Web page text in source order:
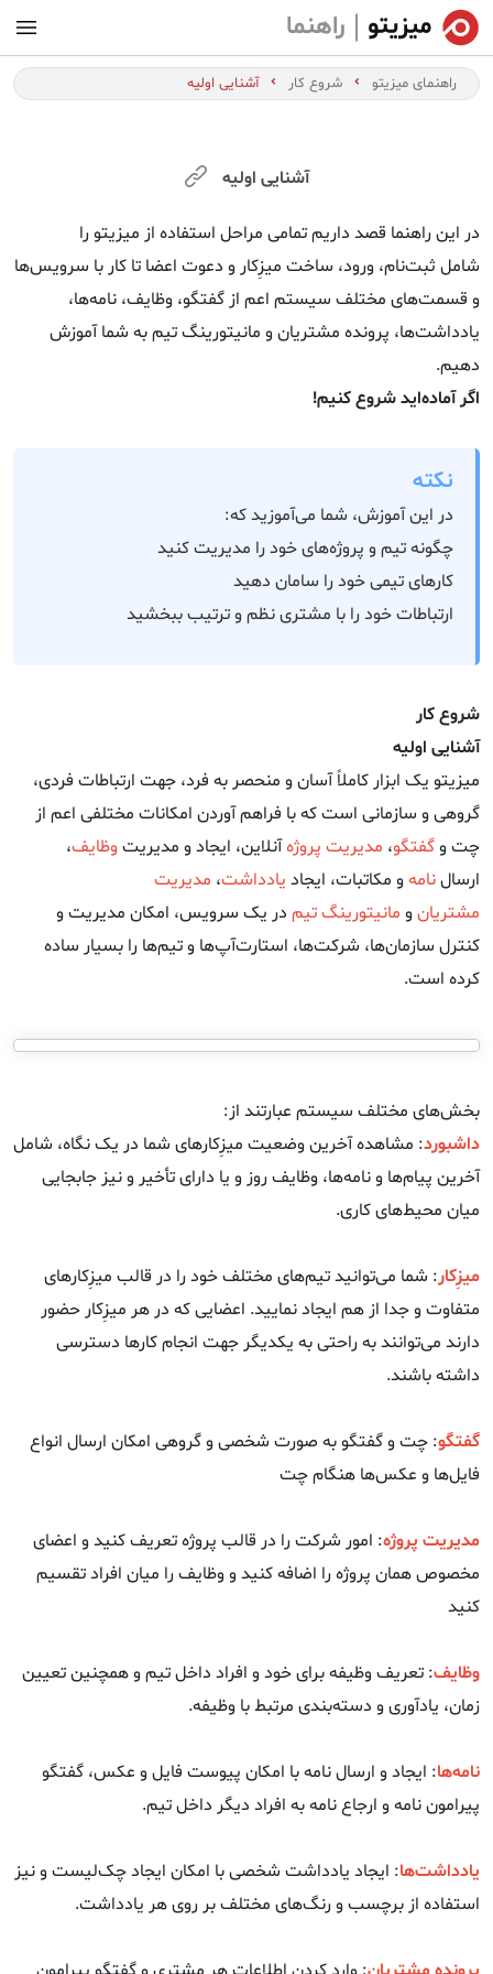
راهنما
راهنمای میزیتو شروع کار آشنایی اولیه
آشنایی اولیه
در این راهنما قصد داریم تمامی مراحل استفاده از میزیتو را
شامل ثبت‌نام، ورود، ساخت میزِکار و دعوت اعضا تا کار با سرویس‌ها
و قسمت‌های مختلف سیستم اعم از گفتگو، وظایف، نامه‌ها،
یادداشت‌ها، پرونده مشتریان و مانیتورینگ تیم به شما آموزش
دهیم.
اگر آماده‌اید شروع کنیم!
نکته
در این آموزش، شما می‌آموزید که:
چگونه تیم و پروژه‌های خود را مدیریت کنید
کار‌های تیمی خود را سامان دهید
ارتباطات خود را با مشتری نظم و ترتیب ببخشید
شروع کار
آشنایی اولیه
میزیتو یک ابزار کاملاً آسان و منحصر به فرد، جهت ارتباطات فردی،
گروهی و سازمانی است که با فراهم آوردن امکانات مختلفی اعم از
چت وگفتگو، مدیریت پروژهآنلاین، ایجاد و مدیریتوظایف،
ارسالنامهو مکاتبات، ایجاد یادداشت، مدیریت
مشتریانو مانیتورینگ تیم در یک سرویس، امکان مدیریت و
کنترل سازمان‌ها، شرکت‌ها، استارت‌آپ‌ها و تیم‌ها را بسیار ساده
کرده است.
بخش‌های مختلف سیستم عبارتند از:
داشبورد: مشاهده آخرین وضعیت میزِکارهای شما در یک نگاه، شامل
آخرین پیام‌ها و نامه‌ها، وظایف روز و یا دارای تأخیر و نیز جابجایی
میان محیط‌های کاری.
میزِکار: شما می‌توانید تیم‌های مختلف خود را در قالب میزِکارهای
متفاوت و جدا از هم ایجاد نمایید. اعضایی که در هر میزِکار حضور
دارند می‌توانند به راحتی به یکدیگر جهت انجام کارها دسترسی
داشته باشند.
گفتگو: چت و گفتگو به صورت شخصی و گروهی امکان ارسال انواع
فایل‌ها و عکس‌ها هنگام چت
مدیریت پروژه: امور شرکت را در قالب پروژه تعریف کنید و اعضای
مخصوص همان پروژه را اضافه کنید و وظایف را میان افراد تقسیم
کنید
وظایف: تعریف وظیفه برای خود و افراد داخل تیم و همچنین تعیین
زمان، یادآوری و دسته‌بندی مرتبط با وظیفه.
نامه‌ها: ایجاد و ارسال نامه با امکان پیوست فایل و عکس، گفتگو
پیرامون نامه و ارجاع نامه به افراد دیگر داخل تیم.
یادداشت‌ها: ایجاد یادداشت شخصی با امکان ایجاد چک‌لیست و نیز
استفاده از برچسب و رنگ‌های مختلف بر روی هر یادداشت.